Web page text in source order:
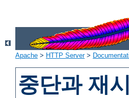
Apache > HTTP Server>
중단과 재